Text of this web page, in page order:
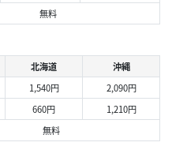
無料
北海道
沖縄
1,540円
2,090円
660円
1,210円
無料